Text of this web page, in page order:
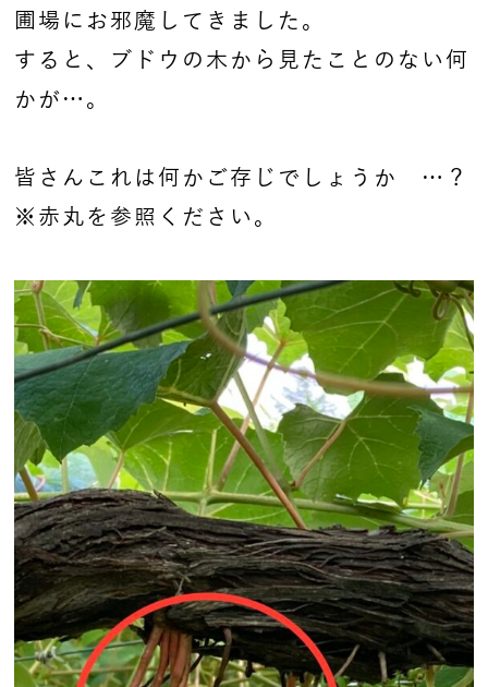
圃場にお邪魔してきました。
すると、ブドウの木から見たことのない何
かが…。
皆さんこれは何かご存じでしょうか …？
※赤丸を参照ください。